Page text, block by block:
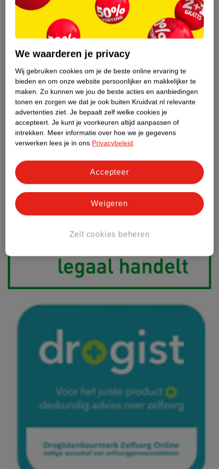
feestdagen gesloten. Onze livechatis bereikbaar van maandag t/m
vrijdag van 9.00 uur tot 17.30 uur. Weekenden en feestdagen
gesloten. Wij adviseren niet verder te gaan met de bestelling van
Gecertificeerde winkels en webshops met de Groene Plus doen er
zelfzorggeneesmiddelen. Het kan altijd gebeuren dat je een klacht
hebt over onze advisering. Wij horen dat graag om onze service te
verbeteren, ,neem dan contact op met onze klantenservice.We
helpen je graag!
We waarderen je privacy
Wij gebruiken cookies om je de beste online ervaring te
bieden en om onze website persoonlijker en makkelijker te
maken. Zo kunnen we jou de beste acties en aanbiedingen
tonen en zorgen we dat je ook buiten Kruidvat.nl relevante
advertenties ziet. Je bepaalt zelf welke cookies je
accepteert. Je kunt je voorkeuren altijd aanpassen of
intrekken. Meer informatie over hoe we je gegevens
verwerken lees je in ons Privacybeleid.
Zelf cookies beheren
Weigeren
Accepteer